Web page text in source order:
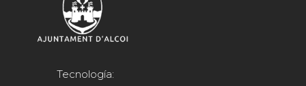
Tecnología: